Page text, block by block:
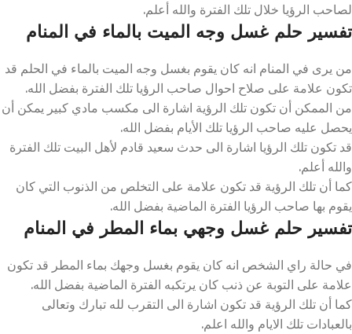
لصاحب الرؤيا خلال تلك الفترة والله أعلم.
تفسير حلم غسل وجه الميت بالماء في المنام
من يرى في المنام انه كان يقوم بغسل وجه الميت بالماء في الحلم قد
تكون علامة على صلاح احوال صاحب الرؤيا تلك الفترة بفضل الله.
من الممكن أن تكون تلك الرؤية اشارة الى مكسب مادي كبير يمكن أن
يحصل عليه صاحب الرؤيا تلك الأيام بفضل الله.
قد تكون تلك الرؤيا اشارة الى حدث سعيد قادم لأهل البيت تلك الفترة
والله أعلم.
كما أن تلك الرؤية قد تكون علامة على التخلص من الذنوب التي كان
يقوم بها صاحب الرؤيا الفترة الماضية بفضل الله.
تفسير حلم غسل وجهي بماء المطر في المنام
في حالة راي الشخص انه كان يقوم بغسل وجهك بماء المطر قد تكون
علامة على التوبة عن ذنب كان يرتكبه الفترة الماضية بفضل الله.
كما أن تلك الرؤية قد تكون اشارة الى التقرب لله تبارك وتعالى
بالعبادات تلك الايام والله اعلم.